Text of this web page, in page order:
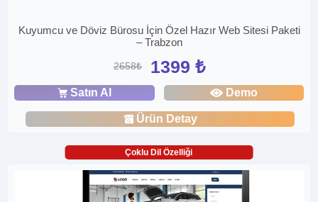
Kuyumcu ve Döviz Bürosu İçin Özel Hazır Web Sitesi Paketi
– Trabzon
2658₺ 1399 ₺
Satın Al Demo
Ürün Detay
Çoklu Dil Özelliği